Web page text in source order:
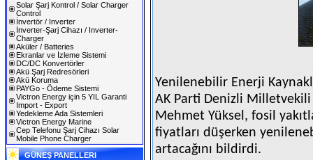
Solar Şarj Kontrol / Solar Charger
Control
İnvertör / Inverter
İnverter-Şarj Cihazı / Inverter-
Charger
Aküler / Batteries
Ekranlar ve İzleme Sistemi
DC/DC Konvertörler
Akü Şarj Redresörleri
Akü Koruma
PAYGo - Ödeme Sistemi
Victron Energy için 5 YIL Garanti
Import - Export
Yedekleme Ada Sistemleri
Victron Energy Marine
Cep Telefonu Şarj Cihazı Solar
Mobile Phone Charger
GÜNEŞ PANELLERI
Yenilenebilir Enerji
AK Parti Denizli
Mehmet Yüksel, fosil
fiyatları düşerken
artacağını bildirdi.